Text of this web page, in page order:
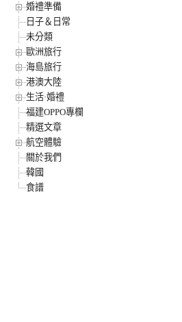
婚禮準備
日子＆日常
未分類
歐洲旅行
海島旅行
港澳大陸
生活·婚禮
福建OPPO專欄
精選文章
航空體驗
關於我們
韓國
食譜